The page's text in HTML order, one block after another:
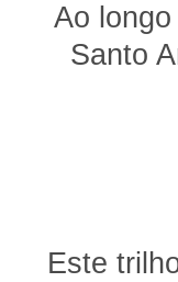
Ao
Santo
Este